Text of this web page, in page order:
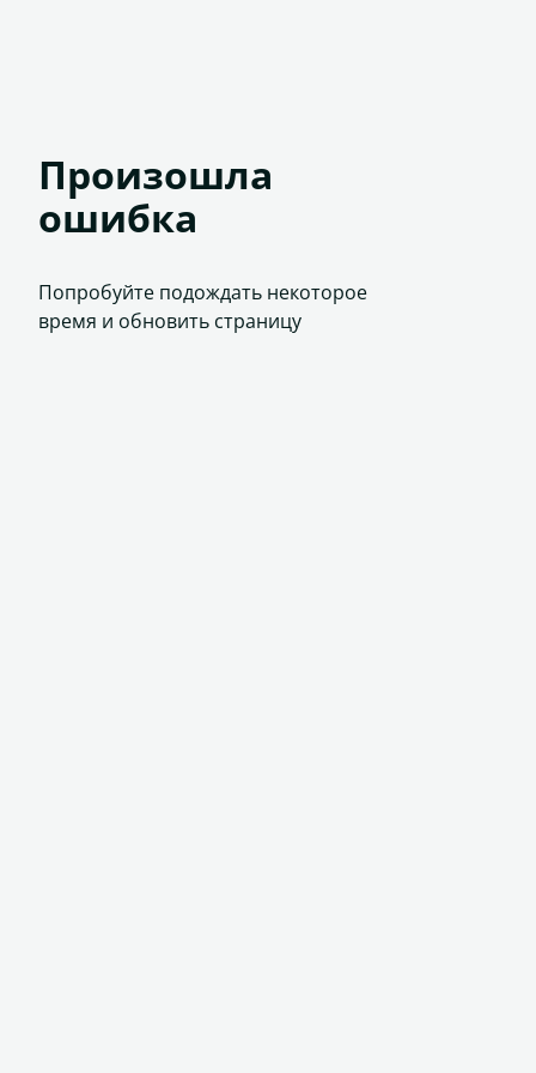
Произошла
ошибка
Попробуйте подождать некоторое
время и обновить страницу